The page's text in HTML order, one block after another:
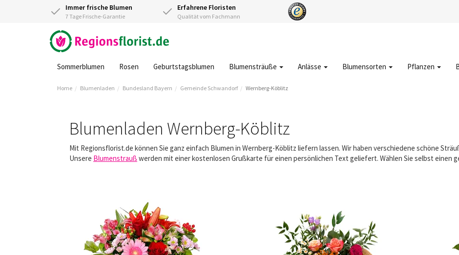
Immer frische Blumen
7 Tage Frische-Garantie
Erfahrene Floristen
Qualität vom Fachmann
Sommerblumen Rosen Geburtstagsblumen Blumensträuße Anlässe Blumensorten Pflanzen
Home Blumenladen Bundesland Bayern Gemeinde Schwandorf Wernberg-Köblitz
Blumenladen Wernberg-Köblitz
Mit Regionsflorist.de können Sie ganz einfach Blumen in Wernberg-Köblitz liefern lassen. Wir haben verschiedene schöne
Unsere Blumenstrauß werden mit einer kostenlosen Grußkarte für einen persönlichen Text geliefert. Wählen Sie selbst einen